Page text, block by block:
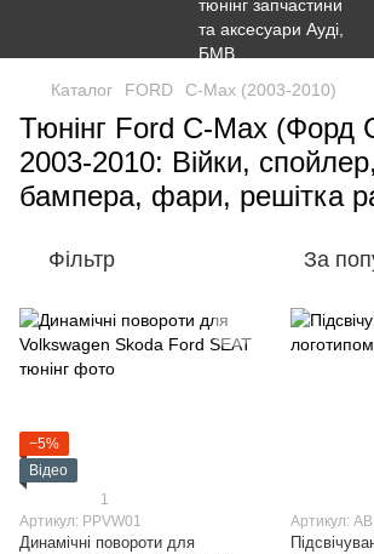
Каталог FORD C-Max (2003-2010)
Тюнінг Ford C-Max (Форд
2003-2010: Війки,
бампера, фари, решітка
Фільтр За
−5%
Відео
1
Артикул: PPVW01
Динамічні повороти для
Артикул: